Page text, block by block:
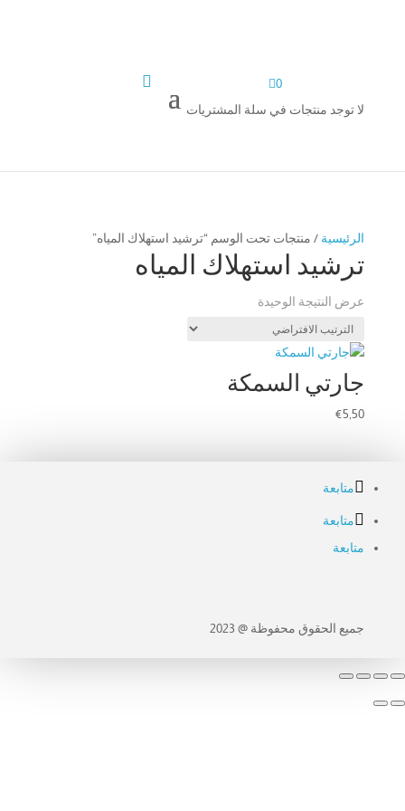
0
لا توجد منتجات في سلة المشتريات

الرئيسية / منتجات تحت الوسم “ترشيد استهلاك المياه”
ترشيد استهلاك المياه
عرض النتيجة الوحيدة
جارتي السمكة
€5,50
متابعة
متابعة
متابعة
جميع الحقوق محفوظة @ 2023